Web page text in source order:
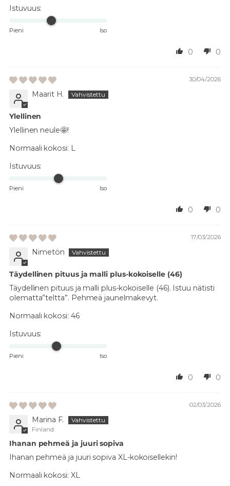
Istuvuus:
Pieni Iso
0 0
30/04/2026
Maarit H.
Ylellinen
Ylellinen neule🤩!
Normaali kokosi: L
Istuvuus:
Pieni Iso
0 0
17/03/2026
Nimetön
Täydellinen pituus ja malli plus-kokoiselle (46)
Täydellinen pituus ja malli plus-kokoiselle (46). Istuu nätisti
olematta”teltta”. Pehmeä jaunelmakevyt.
Normaali kokosi: 46
Istuvuus:
Pieni Iso
0 0
02/03/2026
Marina F.
Finland
Ihanan pehmeä ja juuri sopiva
Ihanan pehmeä ja juuri sopiva XL-kokoisellekin!
Normaali kokosi: XL